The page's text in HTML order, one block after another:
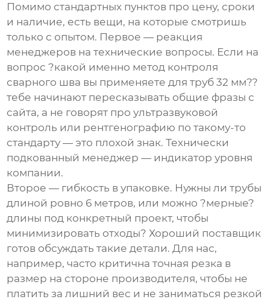
Помимо стандартных пунктов про цену, сроки
и наличие, есть вещи, на которые смотришь
только с опытом. Первое — реакция
менеджеров на технические вопросы. Если на
вопрос ?какой именно метод контроля
сварного шва вы применяете для труб 32 мм??
тебе начинают пересказывать общие фразы с
сайта, а не говорят про ультразвуковой
контроль или рентгенографию по такому-то
стандарту — это плохой знак. Технически
подкованный менеджер — индикатор уровня
компании.
Второе — гибкость в упаковке. Нужны ли трубы
длиной ровно 6 метров, или можно ?мерные?
длины под конкретный проект, чтобы
минимизировать отходы? Хороший поставщик
готов обсуждать такие детали. Для нас,
например, часто критична точная резка в
размер на стороне производителя, чтобы не
платить за лишний вес и не заниматься резкой